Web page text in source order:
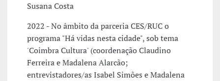
Susana Costa
2022 - No âmbito da parceria CES/RUC o
programa "Há vidas nesta cidade", sob tema
'Coimbra Cultura' (coordenação Claudino
Ferreira e Madalena Alarcão;
entrevistadores/as Isabel Simões e Madalena